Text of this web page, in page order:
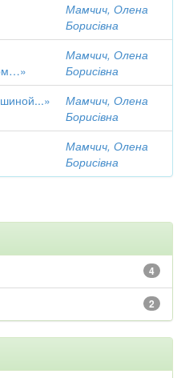
Мамчич, Олена
Борисівна
Мамчич, Олена
Борисівна
Мамчич, Олена
Борисівна
Мамчич, Олена
Борисівна
4
2